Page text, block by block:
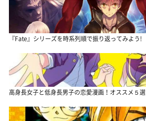
『Fate』シリーズを時系列順で振り返ってみよう!
高身長女子と低身長男子の恋愛漫画！オススメ５選